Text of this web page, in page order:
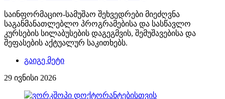
საინფორმაციო-სამუშაო შეხვედრები მიეძღვნა
საგანმანათლებლო პროგრამებისა და სასწავლო
კურსების სილაბუსების დაგეგმვის, შემუშავებისა და
შეფასების აქტუალურ საკითხებს.
გაიგე მეტი
29 ივნისი 2026